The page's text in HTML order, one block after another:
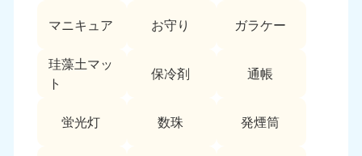
マニキュア お守り ガラケー
珪藻土マッ
ト
保冷剤 通帳
蛍光灯 数珠 発煙筒
050-1880-9891
9:00〜19:00 年中無休 9:00〜19:00 年中無休
大分県
050-1880-9893
宮崎県
050-1880-9890